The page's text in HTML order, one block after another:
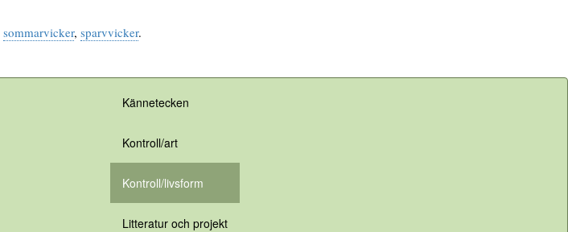
sommarvicker, sparvvicker.
Kännetecken
Kontroll/art
Kontroll/livsform
Litteratur och projekt